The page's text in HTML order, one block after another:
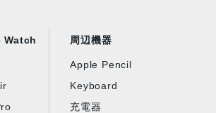
Watch 周辺機器
Apple Pencil
Keyboard
充電器